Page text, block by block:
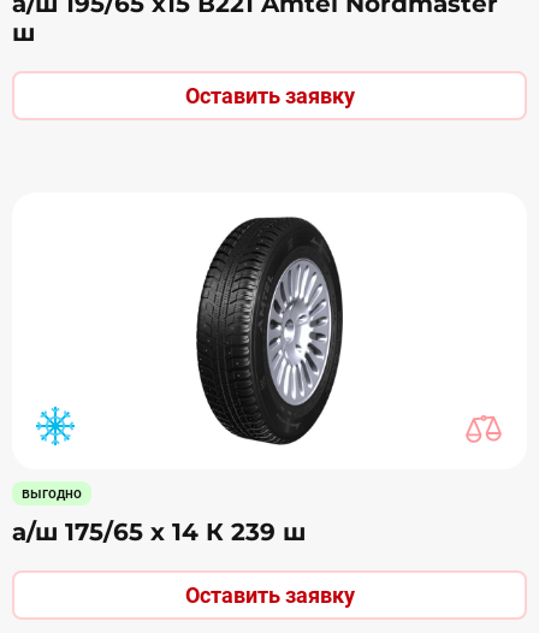
ш
Оставить заявку
выгодно
а/ш 175/65 х 14 К 239 ш
Оставить заявку